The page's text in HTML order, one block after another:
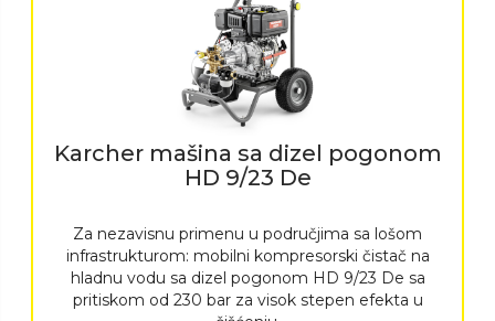
Karcher mašina sa dizel pogonom
HD 9/23 De
Za nezavisnu primenu u područjima sa lošom
infrastrukturom: mobilni kompresorski čistač na
hladnu vodu sa dizel pogonom HD 9/23 De sa
pritiskom od 230 bar za visok stepen efekta u